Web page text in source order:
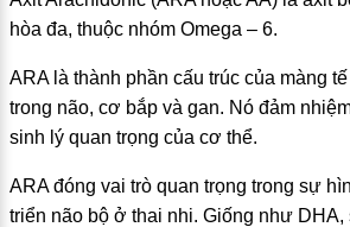
hòa đa, thuộc nhóm Omega – 6.
ARA là thành phần cấu trúc của màng
trong não, cơ bắp và gan. Nó đảm
sinh lý quan trọng của cơ thể.
ARA đóng vai trò quan trọng trong sự
triển não bộ ở thai nhi. Giống như